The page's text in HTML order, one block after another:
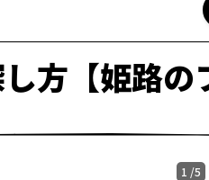
方【姫路の
1 /5